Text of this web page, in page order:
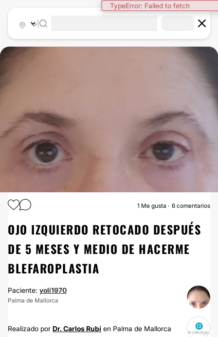
TypeError: Failed to fetch
BLEFAROPLASTIA
1 Me gusta 6 comentarios
OJO IZQUIERDO RETOCADO DESPUÉS
DE 5 MESES Y MEDIO DE HACERME
BLEFAROPLASTIA
Paciente: yoli1970
Palma de Mallorca
Realizado por Dr. Carlos Rubí en Palma de Mallorca